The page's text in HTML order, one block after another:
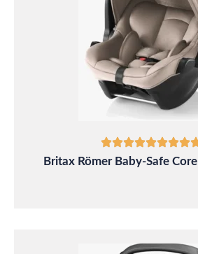
Britax Römer Baby-Safe